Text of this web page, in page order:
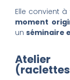
Elle convient à
moment
un séminaire
Atelier